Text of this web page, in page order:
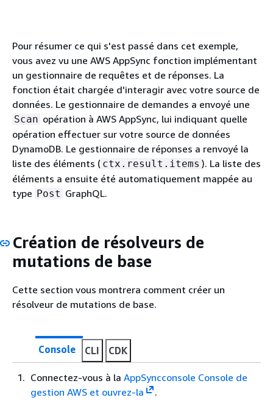
Pour résumer ce qui s'est passé dans cet exemple,
vous avez vu une AWS AppSync fonction implémentant
un gestionnaire de requêtes et de réponses. La
fonction était chargée d'interagir avec votre source de
données. Le gestionnaire de demandes a envoyé une
Scan opération à AWS AppSync, lui indiquant quelle
opération effectuer sur votre source de données
DynamoDB. Le gestionnaire de réponses a renvoyé la
liste des éléments ( ctx.result.items ). La liste des
éléments a ensuite été automatiquement mappée au
type Post GraphQL.
Création de résolveurs de
mutations de base
Cette section vous montrera comment créer un
résolveur de mutations de base.
Console CLI CDK
Connectez-vous à la AppSyncconsole Console de
gestion AWS et ouvrez-la
.